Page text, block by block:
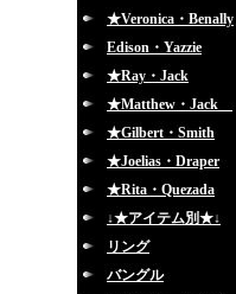
★Veronica・Benally
Edison・Yazzie
★Ray・Jack
★Matthew・Jack
★Gilbert・Smith
★Joelias・Draper
★Rita・Quezada
↓★アイテム別★↓
リング
バングル